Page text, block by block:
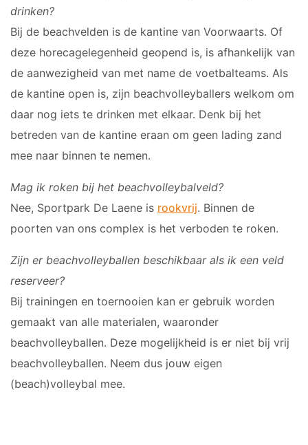
drinken?
Bij de beachvelden is de kantine van Voorwaarts. Of
deze horecagelegenheid geopend is, is afhankelijk van
de aanwezigheid van met name de voetbalteams. Als
de kantine open is, zijn beachvolleyballers welkom om
daar nog iets te drinken met elkaar. Denk bij het
betreden van de kantine eraan om geen lading zand
mee naar binnen te nemen.
Mag ik roken bij het beachvolleybalveld?
Nee, Sportpark De Laene is rookvrij. Binnen de
poorten van ons complex is het verboden te roken.
Zijn er beachvolleyballen beschikbaar als ik een veld
reserveer?
Bij trainingen en toernooien kan er gebruik worden
gemaakt van alle materialen, waaronder
beachvolleyballen. Deze mogelijkheid is er niet bij vrij
beachvolleyballen. Neem dus jouw eigen
(beach)volleybal mee.